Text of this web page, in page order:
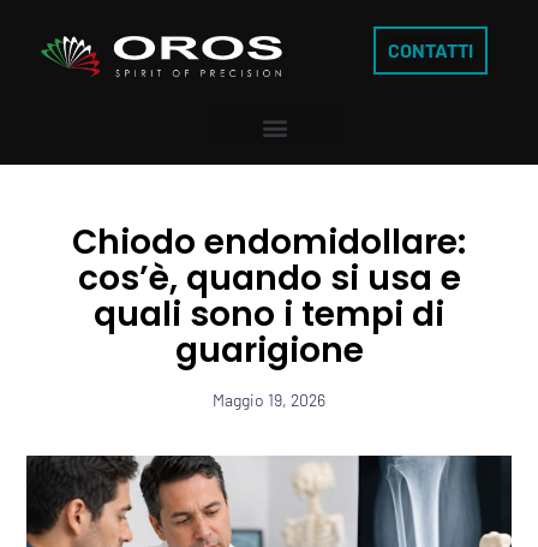
CONTATTI
Chiodo endomidollare:
cos’è, quando si usa e
quali sono i tempi di
guarigione
Maggio 19, 2026